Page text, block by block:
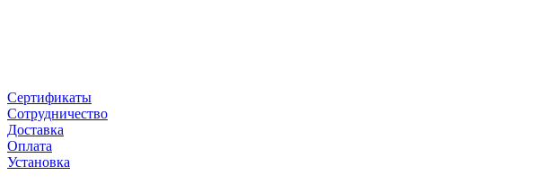
Сертификаты
Сотрудничество
Доставка
Оплата
Установка